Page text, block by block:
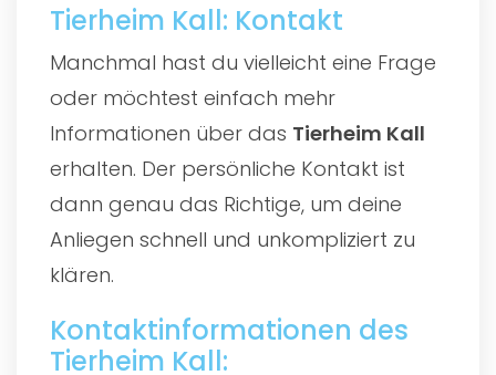
Tierheim Kall: Kontakt
Manchmal hast du vielleicht eine Frage
oder möchtest einfach mehr
Informationen über das Tierheim Kall
erhalten. Der persönliche Kontakt ist
dann genau das Richtige, um deine
Anliegen schnell und unkompliziert zu
klären.
Kontaktinformationen des
Tierheim Kall: